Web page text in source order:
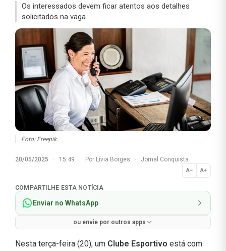
Os interessados devem ficar atentos aos detalhes
solicitados na vaga.
Foto: Freepik.
20/05/2025 · 15:49 · Por Lívia Borges · Jornal Conquista
A− A+
Normal
COMPARTILHE ESTA NOTÍCIA
Enviar no WhatsApp
ou envie por outros apps
Nesta terça-feira (20), um Clube Esportivo está com